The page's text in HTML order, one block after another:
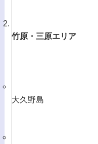
竹原・三原エリア
大久野島